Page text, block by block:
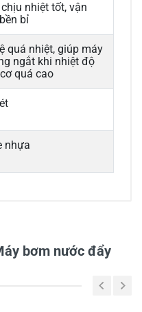
chịu nhiệt tốt, vận
bỉ
quá nhiệt, giúp máy
ngắt khi nhiệt độ
quá cao
nhựa
bơm nước đẩy